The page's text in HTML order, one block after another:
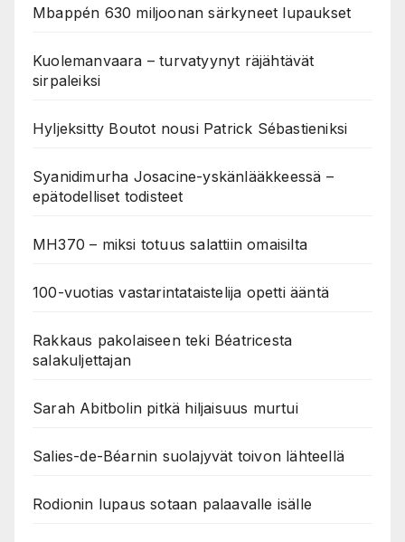
Mbappén 630 miljoonan särkyneet lupaukset
Kuolemanvaara – turvatyynyt räjähtävät
sirpaleiksi
Hyljeksitty Boutot nousi Patrick Sébastieniksi
Syanidimurha Josacine-yskänlääkkeessä –
epätodelliset todisteet
MH370 – miksi totuus salattiin omaisilta
100-vuotias vastarintataistelija opetti ääntä
Rakkaus pakolaiseen teki Béatricesta
salakuljettajan
Sarah Abitbolin pitkä hiljaisuus murtui
Salies-de-Béarnin suolajyvät toivon lähteellä
Rodionin lupaus sotaan palaavalle isälle